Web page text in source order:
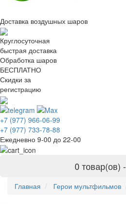
Доставка воздушных шаров
Круглосуточная
быстрая доставка
Обработка шаров
БЕСПЛАТНО
Скидки за
регистрацию
+7 (977) 966-06-99
+7 (977) 733-78-88
Ежедневно 9-00 до 22-00
0 товар(ов) -
Главная Герои мультфильмов